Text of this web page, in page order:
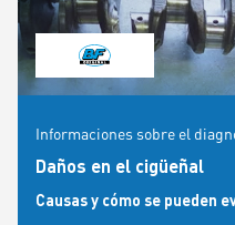
Informaciones sobre el
Daños en el cigüeñal
Causas y cómo se pueden